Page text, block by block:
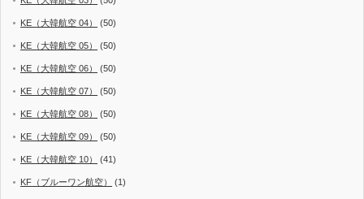
KE（大韓航空 04） (50)
KE（大韓航空 05） (50)
KE（大韓航空 06） (50)
KE（大韓航空 07） (50)
KE（大韓航空 08） (50)
KE（大韓航空 09） (50)
KE（大韓航空 10） (41)
KF（ブルーワン航空） (1)